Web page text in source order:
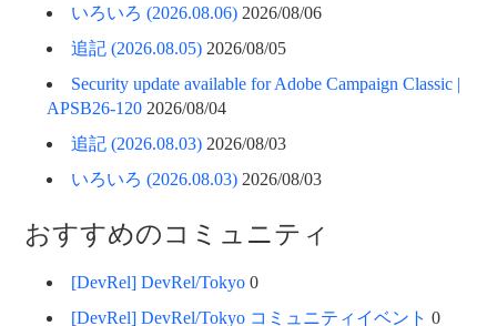
いろいろ (2026.08.06) 2026/08/06
追記 (2026.08.05) 2026/08/05
Security update available for Adobe Campaign Classic |
APSB26-120 2026/08/04
追記 (2026.08.03) 2026/08/03
いろいろ (2026.08.03) 2026/08/03
おすすめのコミュニティ
[DevRel] DevRel/Tokyo 0
[DevRel] DevRel/Tokyo コミュニティイベント 0